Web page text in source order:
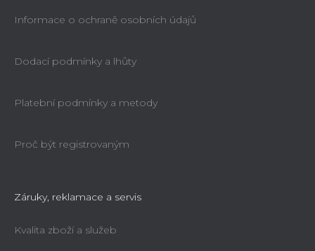
Holzmann MEL2
Ihned k dodání
Informace o ochraně osobních údajů
Dodací podmínky a lhůty
Platební podmínky a metody
Proč být registrovaným
Záruky, reklamace a servis
Kvalita zboží a služeb